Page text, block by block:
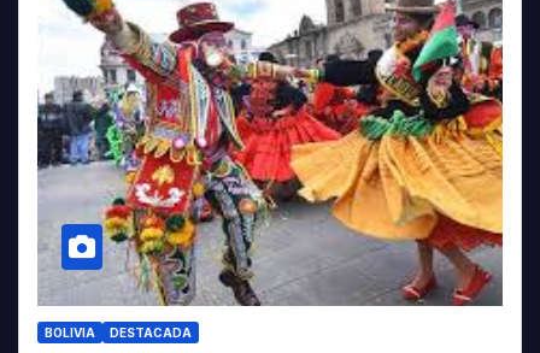
BOLIVIA DESTACADA